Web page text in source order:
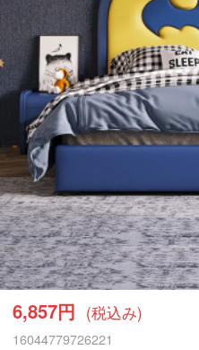
6,857円 (税込み)
16044779726221